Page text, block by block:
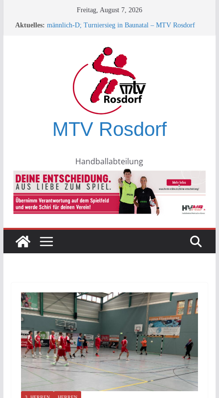
springen
Freitag, August 7, 2026
Aktuelles:
Eddigehausen/Rauschenwasser
überrascht die Konkurrenz!
+++ TESTSPIEL +++
Turnierbericht männliche D-Jugend – Rauschenwasser
+++ SPORTLEREHRUNG des KSB+++
MTV Rosdorf
Handballabteilung